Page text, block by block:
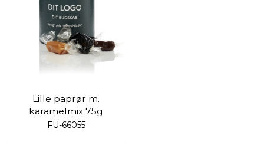
Lille paprør m.
karamelmix 75g
FU-66055